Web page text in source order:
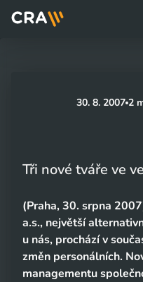
30. 8. 2007 2
Tři nové tváře ve
(Praha, 30. srpna
a.s., největší
u nás, prochází v
změn personálních.
managementu